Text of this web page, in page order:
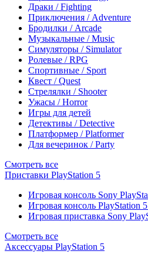
Драки / Fighting
Приключения / Adventure
Бродилки / Arcade
Музыкальные / Music
Симуляторы / Simulator
Ролевые / RPG
Спортивные / Sport
Квест / Quest
Стрелялки / Shooter
Ужасы / Horror
Игры для детей
Детективы / Detective
Платформер / Platformer
Для вечеринок / Party
Смотреть все
Приставки PlayStation 5
Игровая консоль Sony
Игровая консоль PlayStation
Игровая приставка Sony
Смотреть все
Аксессуары PlayStation 5